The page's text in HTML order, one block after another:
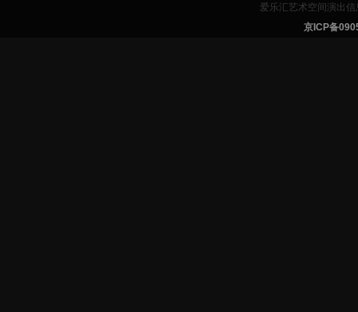
爱乐汇艺术空间演出
京ICP备